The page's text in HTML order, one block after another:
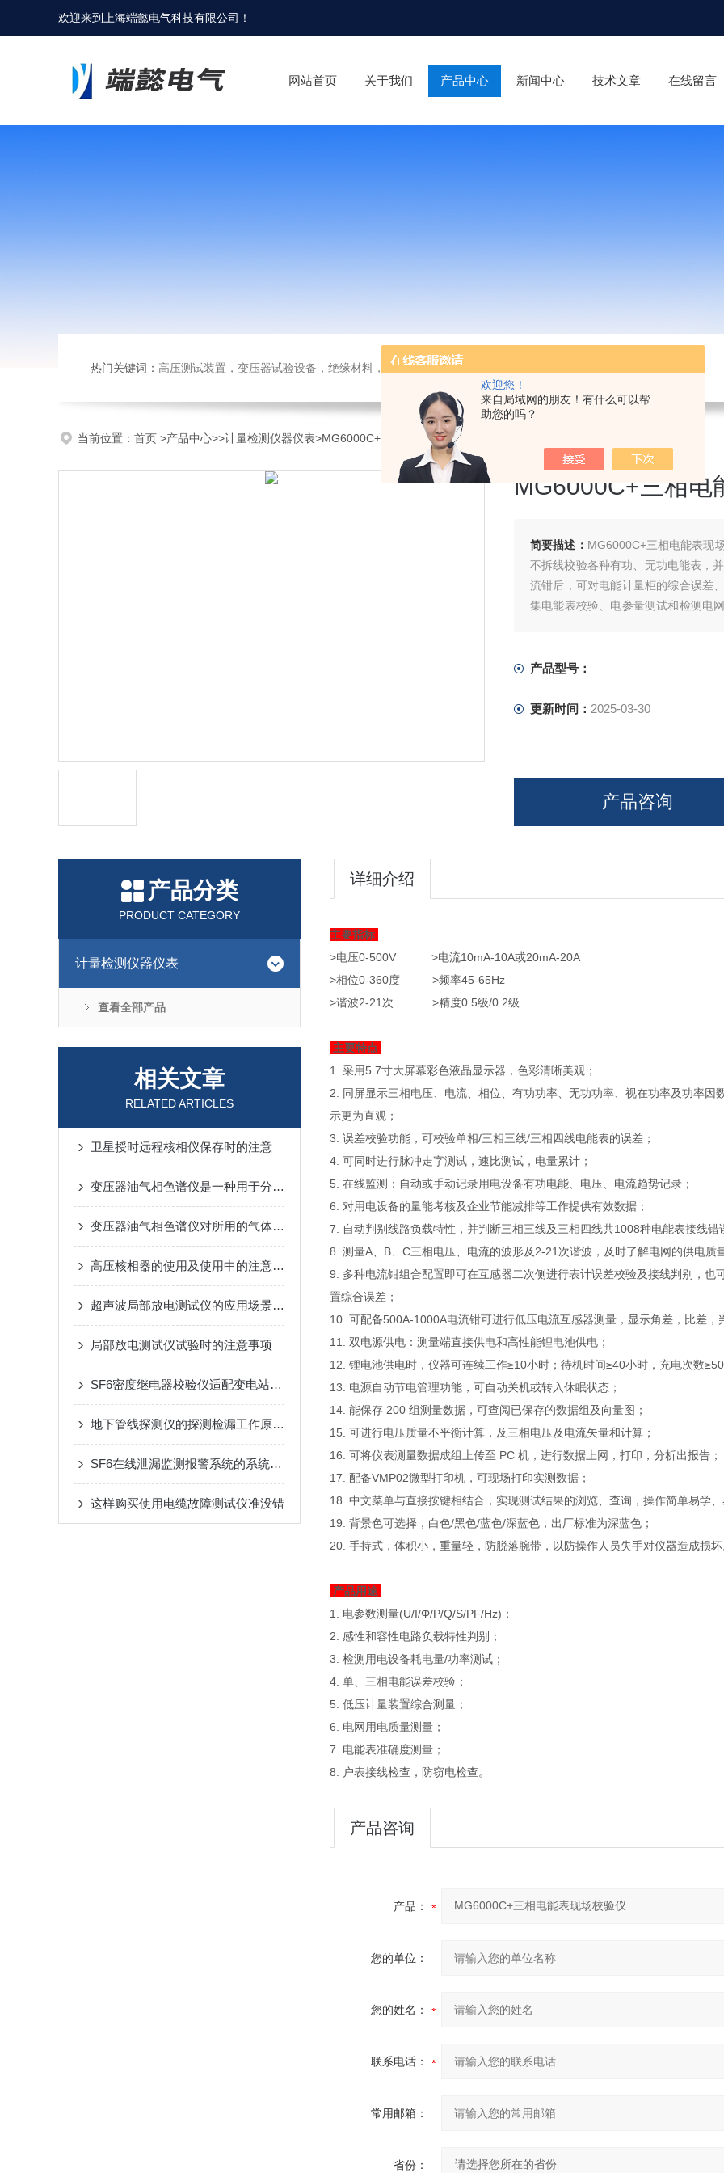
欢迎您！
来自局域网的朋友！有什么可以帮
助您的吗？
欢迎来到 上海端懿电气科技有限公司 ！
网站首页 关于我们 产品中心 新闻中心 技术文章 在线留言
热门关键词： 高压测试装置，变压器试验设备，绝缘材料，电子仪器仪表
当前位置： 首页 >产品中心>>计量检测仪器仪表>MG6000C+三相电能表现场校验仪
MG6000C+三相电
简要描述： MG6000C+三相电能表现
不拆线校验各种有功、无功电能表，
流钳后，可对电能计量柜的综合误差
集电能表校验、电参量测试和检测电
产品型号：
更新时间： 2025-03-30
产品咨询
产品分类
PRODUCT CATEGORY
计量检测仪器仪表
查看全部产品
相关文章
RELATED ARTICLES
卫星授时远程核相仪保存时的注意
变压器油气相色谱仪是一种用于分析变压器油中溶解气体的气相色谱仪
变压器油气相色谱仪对所用的气体纯度有较高的要求
高压核相器的使用及使用中的注意信息安全管理事项
超声波局部放电测试仪的应用场景解析
局部放电测试仪试验时的注意事项
SF6密度继电器校验仪适配变电站户外复杂环境，确保数据精准度
地下管线探测仪的探测检漏工作原理及方法
SF6在线泄漏监测报警系统的系统组成
这样购买使用电缆故障测试仪准没错
详细介绍
主要指标
>电压0-500V >电流10mA-10A或20mA-20A
>相位0-360度 >频率45-65Hz
>谐波2-21次 >精度0.5级/0.2级
主要特点
1. 采用5.7寸大屏幕彩色液晶显示器，色彩清晰美观；
2. 同屏显示三相电压、电流、相位、有功功率、无功功率、视在功率及功率
示更为直观；
3. 误差校验功能，可校验单相/三相三线/三相四线电能表的误差；
4. 可同时进行脉冲走字测试，速比测试，电量累计；
5. 在线监测：自动或手动记录用电设备有功电能、电压、电流趋势记录；
6. 对用电设备的量能考核及企业节能减排等工作提供有效数据；
7. 自动判别线路负载特性，并判断三相三线及三相四线共1008种电能表接线
8. 测量A、B、C三相电压、电流的波形及2-21次谐波，及时了解电网的供电质
9. 多种电流钳组合配置即可在互感器二次侧进行表计误差校验及接线判别，
置综合误差；
10. 可配备500A-1000A电流钳可进行低压电流互感器测量，显示角差，比差，
11. 双电源供电：测量端直接供电和高性能锂电池供电；
12. 锂电池供电时，仪器可连续工作≥10小时；待机时间≥40小时，充电次数
13. 电源自动节电管理功能，可自动关机或转入休眠状态；
14. 能保存 200 组测量数据，可查阅已保存的数据组及向量图；
15. 可进行电压质量不平衡计算，及三相电压及电流矢量和计算；
16. 可将仪表测量数据成组上传至 PC 机，进行数据上网，打印，分析出报告；
17. 配备VMP02微型打印机，可现场打印实测数据；
18. 中文菜单与直接按键相结合，实现测试结果的浏览、查询，操作简单易学
19. 背景色可选择，白色/黑色/蓝色/深蓝色，出厂标准为深蓝色；
20. 手持式，体积小，重量轻，防脱落腕带，以防操作人员失手对仪器造成损
产品用途
1. 电参数测量(U/I/Φ/P/Q/S/PF/Hz)；
2. 感性和容性电路负载特性判别；
3. 检测用电设备耗电量/功率测试；
4. 单、三相电能误差校验；
5. 低压计量装置综合测量；
6. 电网用电质量测量；
7. 电能表准确度测量；
8. 户表接线检查，防窃电检查。
产品咨询
产品：
您的单位：
您的姓名：
联系电话：
常用邮箱：
省份：